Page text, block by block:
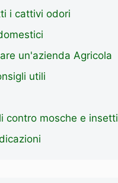
i cattivi odori
un'azienda Agricola
utili
contro mosche e insetti